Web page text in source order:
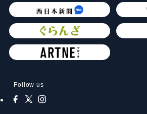
Follow us